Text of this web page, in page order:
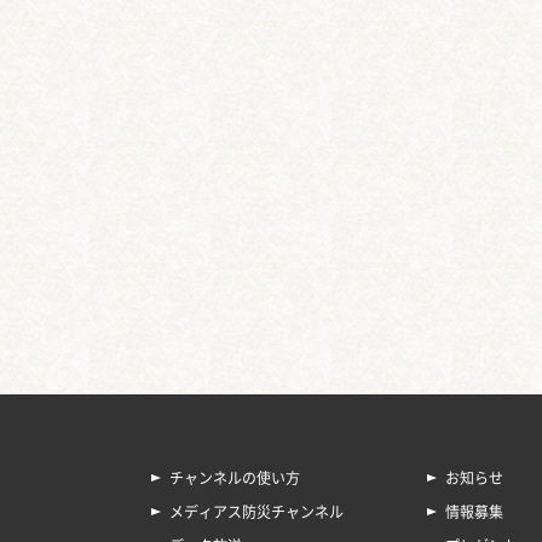
チャンネルの使い方
メディアス防災チャンネル
お知らせ
情報募集